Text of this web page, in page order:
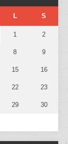
L S
1 2
8 9
15 16
22 23
29 30